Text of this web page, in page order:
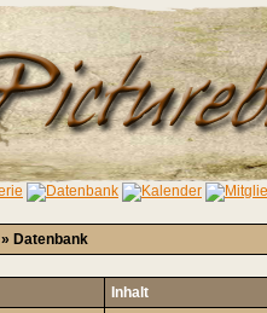
» Datenbank
Inhalt